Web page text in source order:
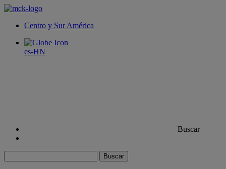
Centro y Sur América
es-HN
Buscar
Buscar